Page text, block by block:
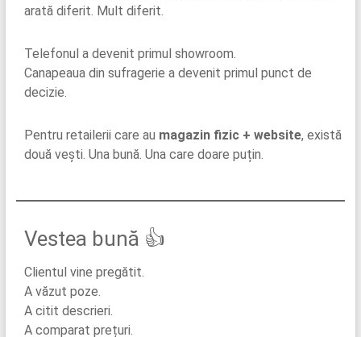
arată diferit. Mult diferit.
Telefonul a devenit primul showroom.
Canapeaua din sufragerie a devenit primul punct de
decizie.
Pentru retailerii care au magazin fizic + website, există
două vești. Una bună. Una care doare puțin.
Vestea bună 👍
Clientul vine pregătit.
A văzut poze.
A citit descrieri.
A comparat prețuri.